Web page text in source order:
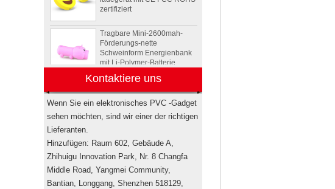
Förderungs-nette
Schweinform Energienbank
mit Li-Polymer-Batterie
Tier Schildkröte Form OEM
PVC 4 GB 8 GB 16 GB USB
2.0 Flash-Laufwerk Hersteller
kundenspezifischen
Rockstar-
Energiegetränkflasche
Minilautsprecher USA
Kontaktiere uns
Wenn Sie ein elektronisches PVC -Gadget
sehen möchten, sind wir einer der richtigen
Lieferanten.
Hinzufügen: Raum 602, Gebäude A,
Zhihuigu Innovation Park, Nr. 8 Changfa
Middle Road, Yangmei Community,
Bantian, Longgang, Shenzhen 518129,